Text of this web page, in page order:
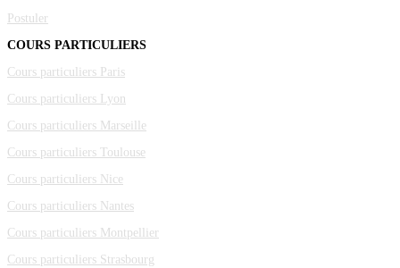
Postuler
COURS PARTICULIERS
Cours particuliers Paris
Cours particuliers Lyon
Cours particuliers Marseille
Cours particuliers Toulouse
Cours particuliers Nice
Cours particuliers Nantes
Cours particuliers Montpellier
Cours particuliers Strasbourg